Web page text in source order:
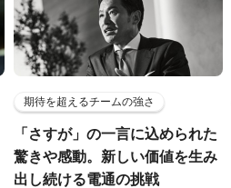
期待を超えるチームの強さ
「さすが」の一言に込められた
驚きや感動。新しい価値を生み
出し続ける電通の挑戦